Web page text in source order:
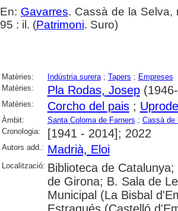
En: Gavarres. Cassà de la Selva,
95 : il. (Patrimoni. Suro)
Matèries: Indústria surera; Tapers ; Empreses
Matèries:
Pla Rodas, Josep
Matèries: Corcho del pais;
Àmbit: Santa Coloma de Farners ; Cassà de
Cronologia:
[1941 - 2014]; 2022
Autors add.: Madrià, Eloi
Localització: Biblioteca de
de Girona; B. Sala de
Municipal (La Bisbal